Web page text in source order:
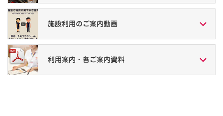
施設利用の ご案内動画
利用案内・ 各ご案内資料